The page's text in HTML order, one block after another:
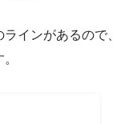
インがあるので、